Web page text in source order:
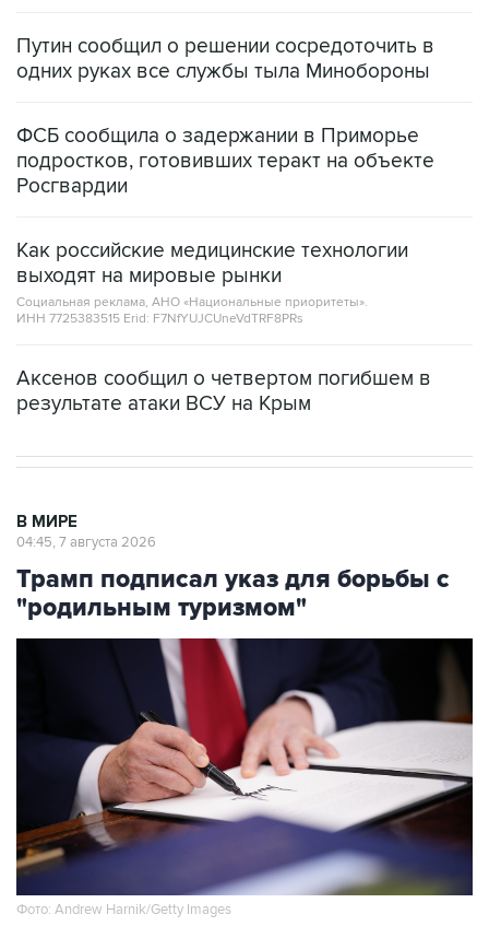
Путин сообщил о решении сосредоточить в
одних руках все службы тыла Минобороны
ФСБ сообщила о задержании в Приморье
подростков, готовивших теракт на объекте
Росгвардии
Как российские медицинские технологии
выходят на мировые рынки
Социальная реклама, АНО «Национальные приоритеты».
ИНН 7725383515 Erid: F7NfYUJCUneVdTRF8PRs
Аксенов сообщил о четвертом погибшем в
результате атаки ВСУ на Крым
В МИРЕ
04:45, 7 августа 2026
Трамп подписал указ для борьбы с
"родильным туризмом"
Фото: Andrew Harnik/Getty Images